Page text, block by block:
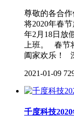
尊敬的各合
将2020年春
年2月18日放
上班。 春节
阖家欢乐！
2021-01-09
千度科技